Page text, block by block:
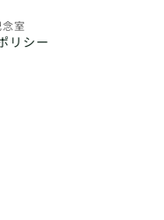
室
リシー